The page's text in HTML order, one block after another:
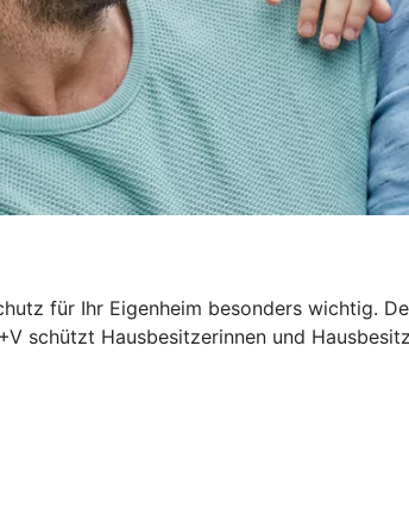
für Ihr Eigenheim besonders wichtig.
schützt Hausbesitzerinnen und